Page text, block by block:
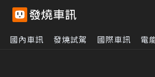
國內車訊 發燒試駕 國際車訊 電